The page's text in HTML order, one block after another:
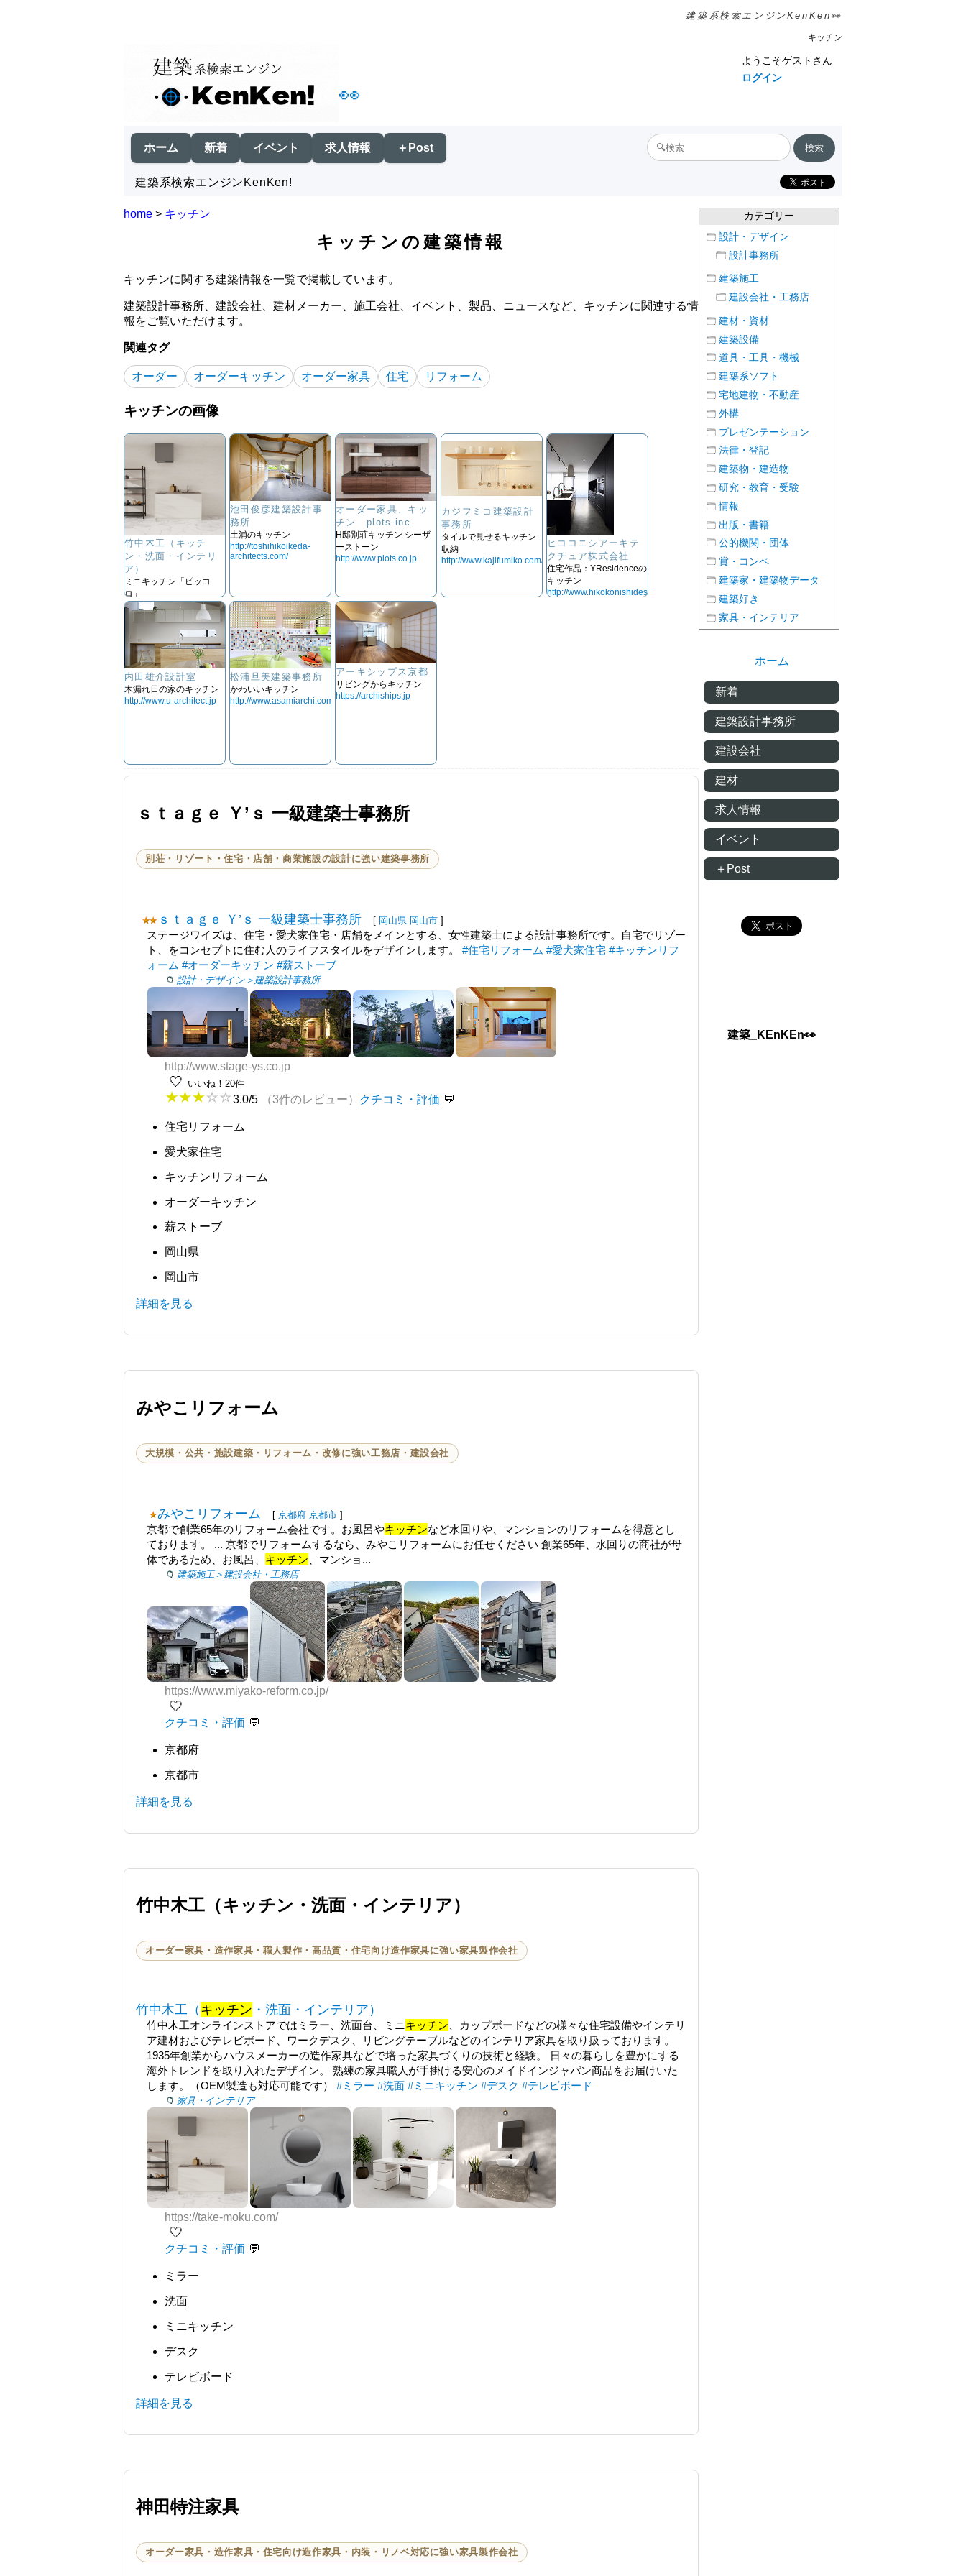
建築系検索エンジンKenKen👀
キッチン
👀
ようこそゲストさん
ログイン
ホーム 新着 イベント 求人情報 ＋Post
建築系検索エンジンKenKen!
home > キッチン
キッチンの建築情報
キッチンに関する建築情報を一覧で掲載しています。
建築設計事務所、建設会社、建材メーカー、施工会社、イベント、製品、ニュースなど、キッチンに関連する情
報をご覧いただけます。
関連タグ
オーダー オーダーキッチン オーダー家具 住宅 リフォーム
キッチンの画像
竹中木工（キッチ
ン・洗面・インテリ
ア）
ミニキッチン「ピッコ
ロ」
https://take-moku.com/
池田俊彦建築設計事
務所
土浦のキッチン
http://toshihikoikeda-
architects.com/
オーダー家具、キッ
チン plots inc.
H邸別荘キッチン シーザ
ーストーン
http://www.plots.co.jp
カジフミコ建築設計
事務所
タイルで見せるキッチン
収納
http://www.kajifumiko.com/
ヒココニシアーキテ
クチュア株式会社
住宅作品：YResidenceの
キッチン
http://www.hikokonishidesign.com/
内田雄介設計室
木漏れ日の家のキッチン
http://www.u-architect.jp
松浦旦美建築事務所
かわいいキッチン
http://www.asamiarchi.com
アーキシップス京都
リビングからキッチン
https://archiships.jp
ｓｔａｇｅ Ｙ’ｓ 一級建築士事務所
別荘・リゾート・住宅・店舗・商業施設の設計に強い建築事務所
ｓｔａｇｅ Ｙ’ｓ 一級建築士事務所 [ 岡山県 岡山市 ]
ステージワイズは、住宅・愛犬家住宅・店舗をメインとする、女性建築士による設計事務所です。自宅でリゾー
ト、をコンセプトに住む人のライフスタイルをデザインします。#住宅リフォーム #愛犬家住宅 #キッチンリフ
ォーム #オーダーキッチン #薪ストーブ
設計・デザイン＞建築設計事務所
http://www.stage-ys.co.jp
🤍 いいね！20件
3.0/5 （3件のレビュー） クチコミ・評価
住宅リフォーム
愛犬家住宅
キッチンリフォーム
オーダーキッチン
薪ストーブ
岡山県
岡山市
詳細を見る
みやこリフォーム
大規模・公共・施設建築・リフォーム・改修に強い工務店・建設会社
みやこリフォーム [ 京都府 京都市 ]
京都で創業65年のリフォーム会社です。お風呂やキッチンなど水回りや、マンションのリフォームを得意とし
ております。 ... 京都でリフォームするなら、みやこリフォームにお任せください 創業65年、水回りの商社が母
体であるため、お風呂、 キッチン 、マンショ...
建築施工＞建設会社・工務店
https://www.miyako-reform.co.jp/
🤍
クチコミ・評価
京都府
京都市
詳細を見る
竹中木工（キッチン・洗面・インテリア）
オーダー家具・造作家具・職人製作・高品質・住宅向け造作家具に強い家具製作会社
竹中木工（ キッチン ・洗面・インテリア）
竹中木工オンラインストアではミラー、洗面台、ミニキッチン 、カップボードなどの様々な住宅設備やインテリ
ア建材およびテレビボード、ワークデスク、リビングテーブルなどのインテリア家具を取り扱っております。
1935年創業からハウスメーカーの造作家具などで培った家具づくりの技術と経験。 日々の暮らしを豊かにする
海外トレンドを取り入れたデザイン。 熟練の家具職人が手掛ける安心のメイドインジャパン商品をお届けいた
します。（OEM製造も対応可能です）#ミラー #洗面 #ミニキッチン #デスク #テレビボード
家具・インテリア
https://take-moku.com/
🤍
クチコミ・評価
ミラー
洗面
ミニキッチン
デスク
テレビボード
詳細を見る
神田特注家具
オーダー家具・造作家具・住宅向け造作家具・内装・リノベ対応に強い家具製作会社
カテゴリー
設計・デザイン
設計事務所
建築施工
建設会社・工務店
建材・資材
建築設備
道具・工具・機械
建築系ソフト
宅地建物・不動産
外構
プレゼンテーション
法律・登記
建築物・建造物
研究・教育・受験
情報
出版・書籍
公的機関・団体
賞・コンペ
建築家・建築物データ
建築好き
家具・インテリア
ホーム
新着
建築設計事務所
建設会社
建材
求人情報
イベント
＋Post
建築_KEnKEn👀